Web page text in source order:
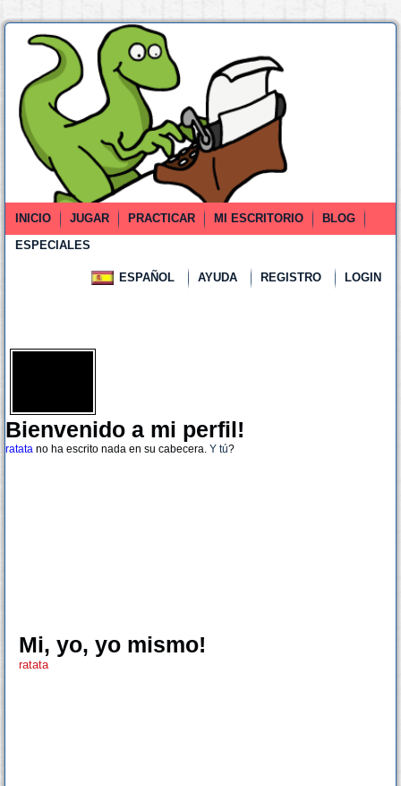
INICIO JUGAR PRACTICAR MI ESCRITORIO
BLOG
ESPECIALES
ESPAÑOL AYUDA REGISTRO LOGIN
Bienvenido a mi perfil!
ratata no ha escrito nada en su cabecera. Y tú?
Mi, yo, yo mismo!
ratata